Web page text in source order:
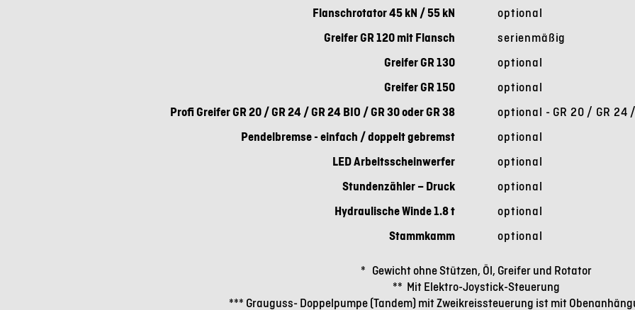
Flanschrotator 45 kN / 55 kN
optional
Greifer GR 120 mit Flansch
serienmäßig
Greifer GR 130
optional
Greifer GR 150
optional
Profi Greifer GR 20 / GR 24 / GR 24 BIO / GR 30 oder GR 38
optional - GR 20 / GR 24
Pendelbremse - einfach / doppelt gebremst
optional
LED Arbeitsscheinwerfer
optional
Stundenzähler – Druck
optional
Hydraulische Winde 1.8 t
optional
Stammkamm
optional
* Gewicht ohne Stützen, Öl, Greifer und Rotator
** Mit Elektro-Joystick-Steuerung
*** Grauguss- Doppelpumpe (Tandem) mit Zweikreissteuerung ist mit